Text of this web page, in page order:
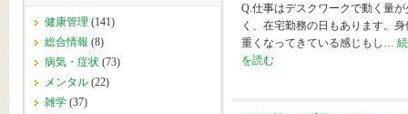
健康管理 (141)
総合情報 (8)
病気・症状 (73)
メンタル (22)
雑学 (37)
Q.仕事はデスクワークで動く量が
く、在宅勤務の日もあります。身
重くなってきている感じもし…
を読む